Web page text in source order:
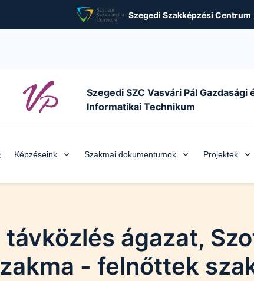
Szegedi Szakképzési Centrum
Szegedi SZC Vasvári Pál Gazdasági
Informatikai Technikum
Képzéseink Szakmai dokumentumok Projektek
ágazat,
- felnőttek